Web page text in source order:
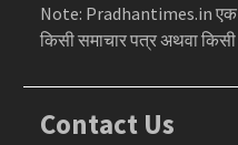
Note: Pradhantimes.in एक
किसी समाचार पत्र अथवा
Contact Us